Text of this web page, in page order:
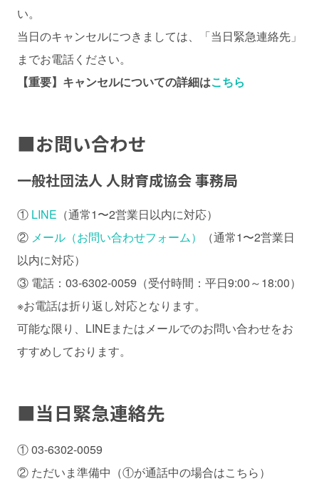
い。
当日のキャンセルにつきましては、「当日緊急連絡先」
までお電話ください。
【重要】キャンセルについての詳細はこちら
■お問い合わせ
一般社団法人 人財育成協会 事務局
① LINE （通常1〜2営業日以内に対応）
② メール（お問い合わせフォーム）
（通常1〜2営業日
以内に対応）
③ 電話：03-6302-0059（受付時間：平日9:00～18:00）
※お電話は折り返し対応となります。
可能な限り、LINEまたはメールでのお問い合わせをお
すすめしております。
■当日緊急連絡先
① 03-6302-0059
② ただいま準備中（①が通話中の場合はこちら）